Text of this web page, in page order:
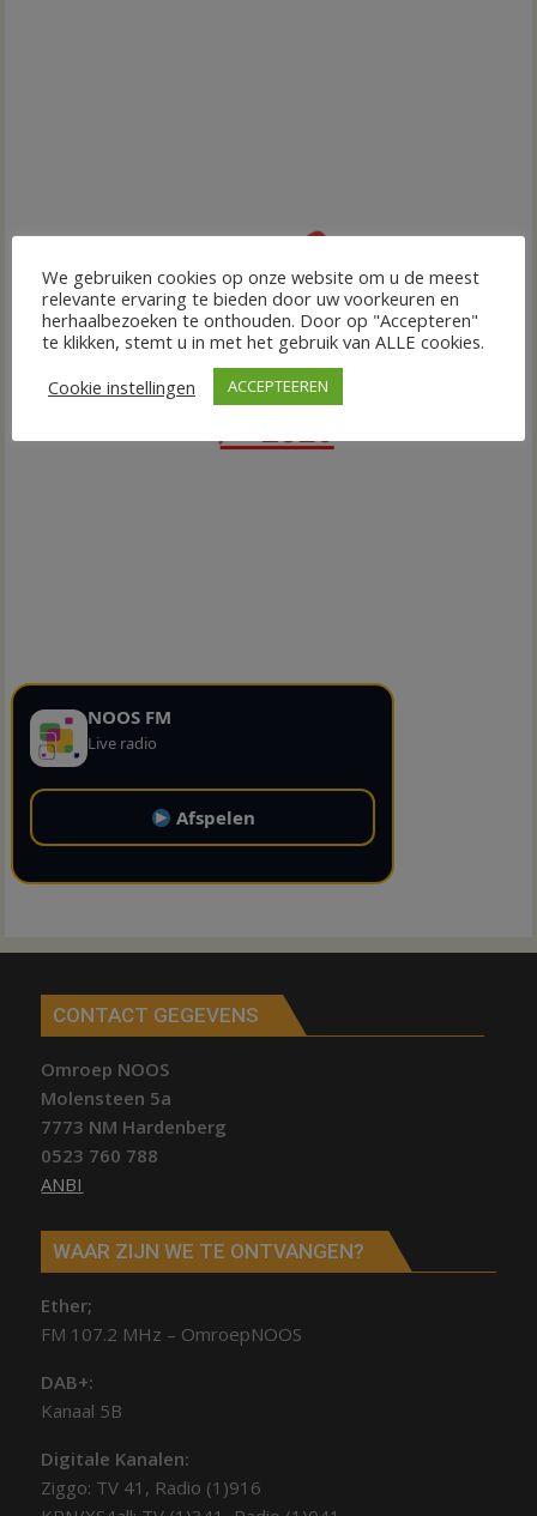
NOOS FM
Live radio
Afspelen
CONTACT GEGEVENS
Omroep NOOS
Molensteen 5a
7773 NM Hardenberg
0523 760 788
ANBI
WAAR ZIJN WE TE ONTVANGEN?
Ether;
FM 107.2 MHz – OmroepNOOS
DAB+:
Kanaal 5B
Digitale Kanalen:
Ziggo: TV 41, Radio (1)916
We gebruiken cookies op onze website om u de meest
relevante ervaring te bieden door uw voorkeuren en
herhaalbezoeken te onthouden. Door op "Accepteren"
te klikken, stemt u in met het gebruik van ALLE cookies.
Cookie instellingen
ACCEPTEEREN